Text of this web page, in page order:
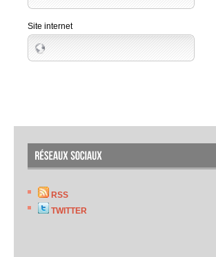
Site internet
RSS
TWITTER